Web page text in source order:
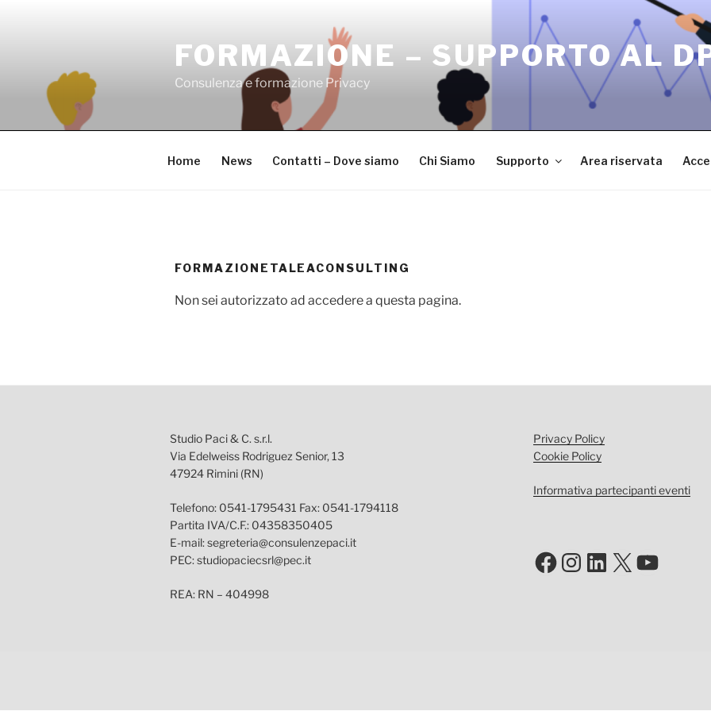
FORMAZIONE – SUPPORTO AL
Consulenza e formazione Privacy
Home News Contatti – Dove siamo Chi Siamo Supporto Area riservata
FORMAZIONETALEACONSULTING
Non sei autorizzato ad accedere a questa pagina.
Studio Paci & C. s.r.l.
Via Edelweiss Rodriguez Senior, 13
47924 Rimini (RN)
Telefono: 0541-1795431 Fax: 0541-1794118
Partita IVA/C.F.: 04358350405
E-mail: segreteria@consulenzepaci.it
PEC: studiopaciecsrl@pec.it
REA: RN – 404998
Privacy Policy
Cookie Policy
Informativa partecipanti eventi
Facebook
Instagram
LinkedIn
X